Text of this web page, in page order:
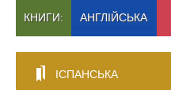
КНИГИ: АНГЛІЙСЬКА
ІСПАНСЬКА